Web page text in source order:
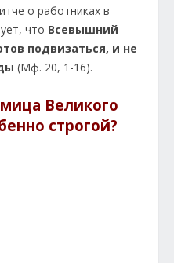
о работниках в
что Всевышний
подвизаться, и не
(Мф. 20, 1-16).
Великого
строгой?